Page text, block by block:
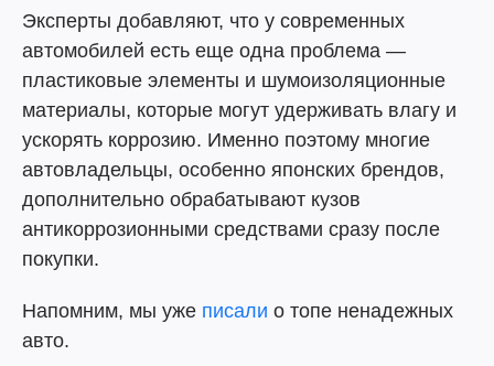
Эксперты добавляют, что у современных
автомобилей есть еще одна проблема —
пластиковые элементы и шумоизоляционные
материалы, которые могут удерживать влагу и
ускорять коррозию. Именно поэтому многие
автовладельцы, особенно японских брендов,
дополнительно обрабатывают кузов
антикоррозионными средствами сразу после
покупки.
Напомним, мы уже писали о топе ненадежных
авто.